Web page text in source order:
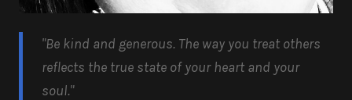
"Be kind and generous. The way you treat others
reflects the true state of your heart and your
soul."